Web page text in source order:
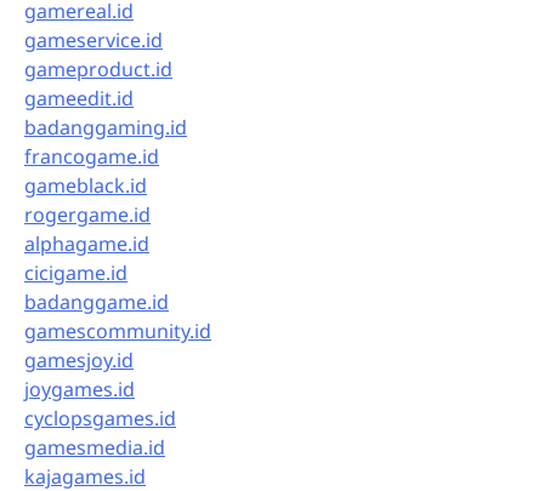
gamereal.id
gameservice.id
gameproduct.id
gameedit.id
badanggaming.id
francogame.id
gameblack.id
rogergame.id
alphagame.id
cicigame.id
badanggame.id
gamescommunity.id
gamesjoy.id
joygames.id
cyclopsgames.id
gamesmedia.id
kajagames.id